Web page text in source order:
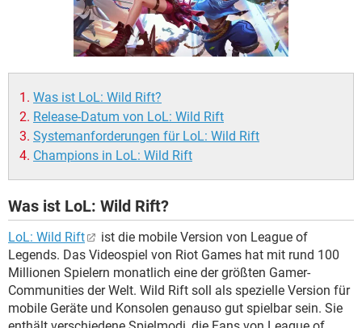
Was ist LoL: Wild Rift?
Release-Datum von LoL: Wild Rift
Systemanforderungen für LoL: Wild Rift
Champions in LoL: Wild Rift
Was ist LoL: Wild Rift?
LoL: Wild Rift
ist die mobile Version von League of
Legends. Das Videospiel von Riot Games hat mit rund 100
Millionen Spielern monatlich eine der größten Gamer-
Communities der Welt. Wild Rift soll als spezielle Version für
mobile Geräte und Konsolen genauso gut spielbar sein. Sie